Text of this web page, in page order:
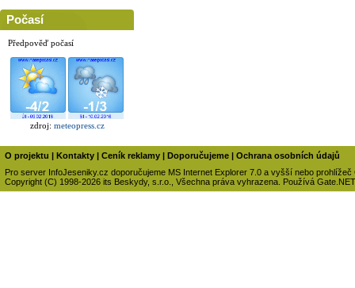
Počasí
Předpověď počasí
zdroj: meteopress.cz
O projektu Kontakty Ceník reklamy Doporučujeme
Ochrana osobních údajů
Pro server InfoJeseniky.cz doporučujeme MS Internet Explorer 7.0 a vyšší nebo prohlížeč
Copyright (C) 1998-2026 its Beskydy, s.r.o., Všechna práva vyhrazena. Používá